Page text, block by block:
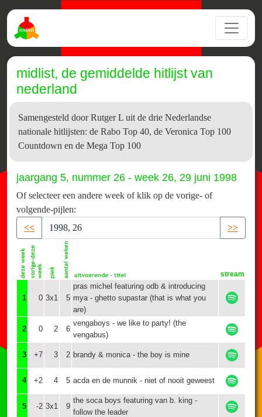
midlist, de gemiddelde hitlijst van
nederland
Samengesteld door Rutger L uit de drie Nederlandse
nationale hitlijsten: de Rabo Top 40, de Veronica Top 100
Countdown en de Mega Top 100
jaargang 5, nummer 26 - week 26, 29 juni 1998
Of selecteer een andere week of klik op de vorige- of
volgende-pijlen:
<<
>>
stream
1 0 3x1 5
pras michel featuring odb & introducing
mya - ghetto supastar (that is what you
are)
2 0 2 6
vengaboys - we like to party! (the
vengabus)
3 +7 3 2 brandy & monica - the boy is mine
4 +2 4 5 acda en de munnik - niet of nooit geweest
5 -2 3x1 9
the soca boys featuring van b. king -
follow the leader